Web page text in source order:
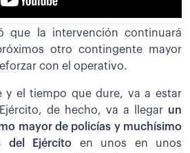
que la intervención continuará
otro contingente mayor
con el operativo.
y el tiempo que dure, va a estar
de hecho, va a llegar un
mayor de policías y muchísimo
del Ejército en unos en unos